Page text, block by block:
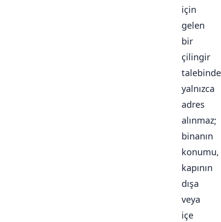
için
gelen
bir
çilingir
talebinde
yalnızca
adres
alınmaz;
binanın
konumu,
kapının
dışa
veya
içe